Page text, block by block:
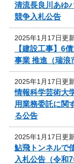
清流長良川あゆ
競争入札公告
2025年1月17日更
【建設工事】6
事業 推進（瑞浪
2025年1月17日更
情報科学芸術大
用業務委託に関
る公告
2025年1月17日更
鮎飛トンネルで
入札公告（令和7